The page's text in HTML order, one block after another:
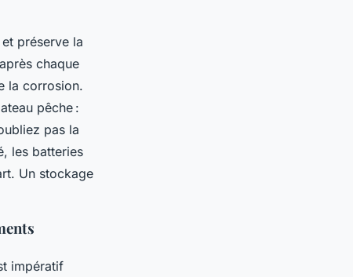
préserve la
chaque
la corrosion.
pêche :
pas la
les batteries
Un stockage
impératif